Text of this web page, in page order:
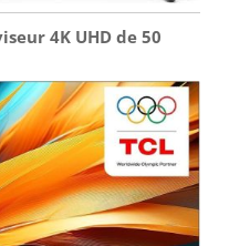
4K UHD de 50